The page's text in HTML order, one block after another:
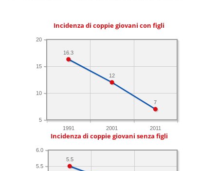
Incidenza di coppie giovani con figli
1991 2001 2011
5
10
15
20
7
12
16.3
Incidenza di coppie giovani senza figli
5.5
6.0
5.5